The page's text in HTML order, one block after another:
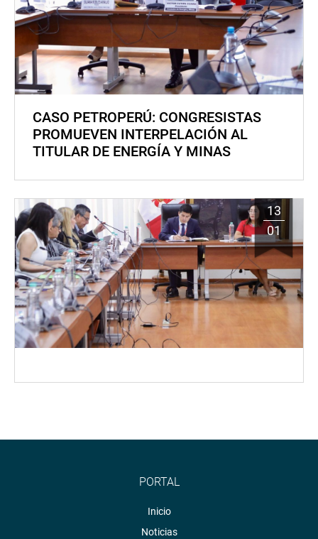
CASO PETROPERÚ: CONGRESISTAS
PROMUEVEN INTERPELACIÓN AL
TITULAR DE ENERGÍA Y MINAS
13
01
PORTAL
Inicio
Noticias